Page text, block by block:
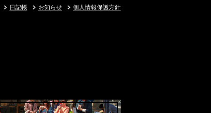
日記帳 お知らせ 個人情報保護方針